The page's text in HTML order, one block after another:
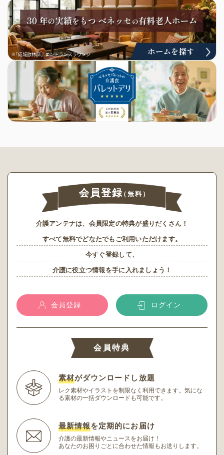
会員登録（無料）
介護アンテナは、会員限定の特典が盛りだくさん！
すべて無料でどなたでもご利用いただけます。
今すぐ登録して、
介護に役立つ情報を手に入れましょう！
会員登録 ログイン
会員特典
素材がダウンロードし放題
レク素材やイラストを制限なく利用できます。 気にな
る素材の一括ダウンロードも可能です。
最新情報を定期的にお届け
介護の最新情報やニュースをお届け！
あなたのお困りごとに合わせた情報もお送りします。